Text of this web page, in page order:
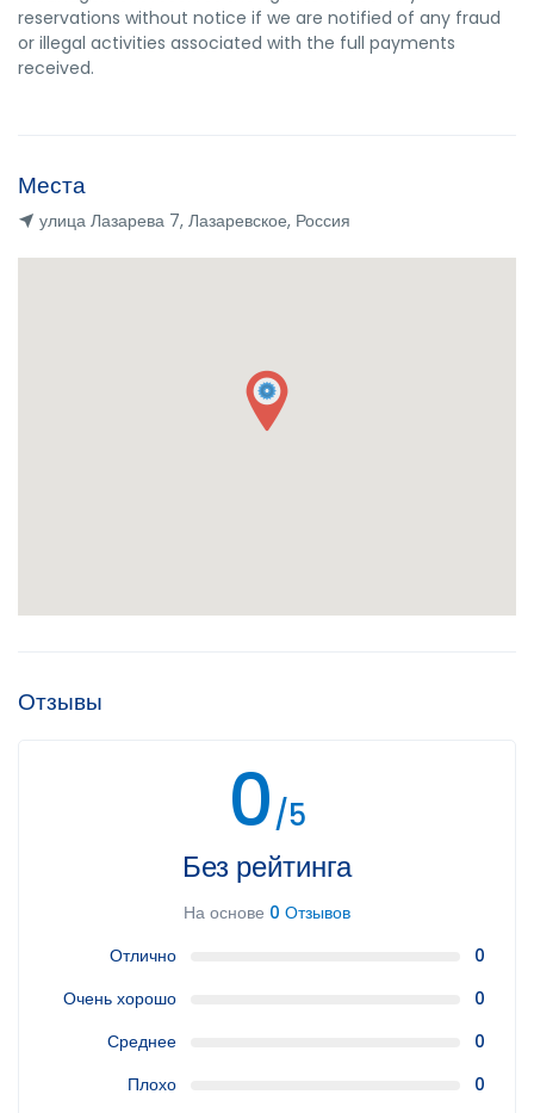
reservations without notice if we are notified of any fraud
or illegal activities associated with the full payments
received.
Места
улица Лазарева 7, Лазаревское, Россия
Отзывы
0/5
Без рейтинга
На основе 0 Отзывов
Отлично
0
Очень хорошо
0
Среднее
0
Плохо
0